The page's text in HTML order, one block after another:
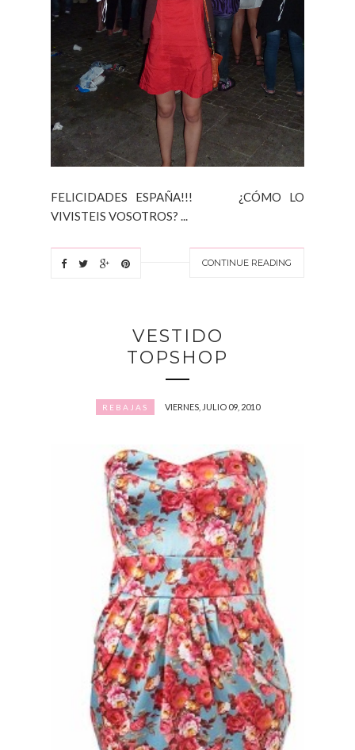
FELICIDADES ESPAÑA!!! ¿CÓMO LO
VIVISTEIS VOSOTROS? ...
CONTINUE READING
VESTIDO
TOPSHOP
REBAJAS VIERNES, JULIO 09, 2010